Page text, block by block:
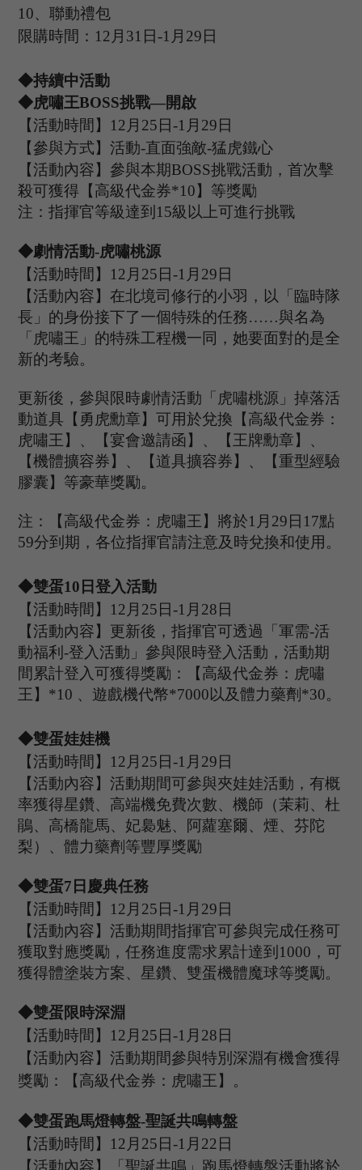
10、聯動禮包
限購時間： 12 月 31 日-1 月 29日
◆持續中活動
◆虎嘯王BOSS挑戰—開啟
【活動時間】 12 月 25日-1 月 29日
【參與方式】 活動-直面強敵-猛虎鐵心
【活動內容】參與本期BOSS挑戰活動，首次擊
殺可獲得【高級代金券*10】等獎勵
注：指揮官等級達到 15級以上可進行挑戰
◆劇情活動-虎嘯桃源
【活動時間】 12 月 25日-1 月 29日
【活動內容】在北境司修行的小羽，以「臨時隊
長」的身份接下了一個特殊的任務……與名為
「虎嘯王」的特殊工程機一同，她要面對的是全
新的考驗。
更新後，參與限時劇情活動「虎嘯桃源」掉落活
動道具【勇虎勳章】可用於兌換【高級代金券：
虎嘯王】、【宴會邀請函】、【王牌勳章】、
【機體擴容券】、【道具擴容券】、【重型經驗
膠囊】等豪華獎勵。
注：【高級代金券：虎嘯王】將於1月 29日 17點
59分到期，各位指揮官請注意及時兌換和使用。
◆雙蛋10 日登入活動
【活動時間】 12 月 25日-1 月 28日
【活動內容】更新後，指揮官可透過
「軍需-活
動福利-登入活動 」 參與限時登入活動， 活動期
間累計登入可獲得獎勵：【高級代金券：虎嘯
王】 *10 、遊戲機代幣*7000以及體力藥劑*30。
◆雙蛋娃娃機
【活動時間】 12 月 25日-1 月 29日
【活動內容】活動期間可參與夾娃娃活動，有概
率獲得星鑽、高端機免費次數、機師（茉莉、杜
鵑、高橋龍馬、妃裊魅、阿蘿塞爾、煙、芬陀
梨）、體力藥劑等豐厚獎勵
◆雙蛋7日慶典任務
【活動時間】 12 月 25日-1 月 29日
【活動內容】活動期間指揮官可參與完成任務可
獲取對應獎勵，任務進度需求累計達到 1000，可
獲得體塗裝方案、星鑽、雙蛋機體魔球等獎勵。
◆雙蛋限時深淵
【活動時間】 12 月 25日-1 月 28日
【活動內容】 活動期間參與特別深淵有機會獲得
獎勵：【高級代金券： 虎嘯王 】 。
◆雙蛋跑馬燈轉盤-聖誕共鳴轉盤
【活動時間】 1 2 月 25日-1 月 22 日
【活動內容】「聖誕共鳴」跑馬燈轉盤活動將於